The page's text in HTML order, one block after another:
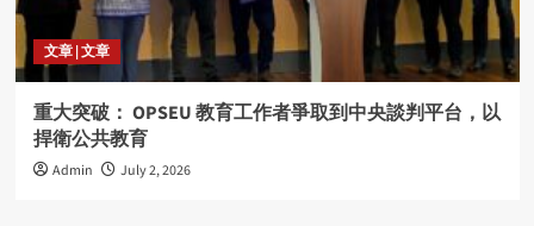
文章 | 文章
重大突破： OPSEU 教育工作者爭取到中央談判平台，以
捍衛公共教育
Admin July 2, 2026